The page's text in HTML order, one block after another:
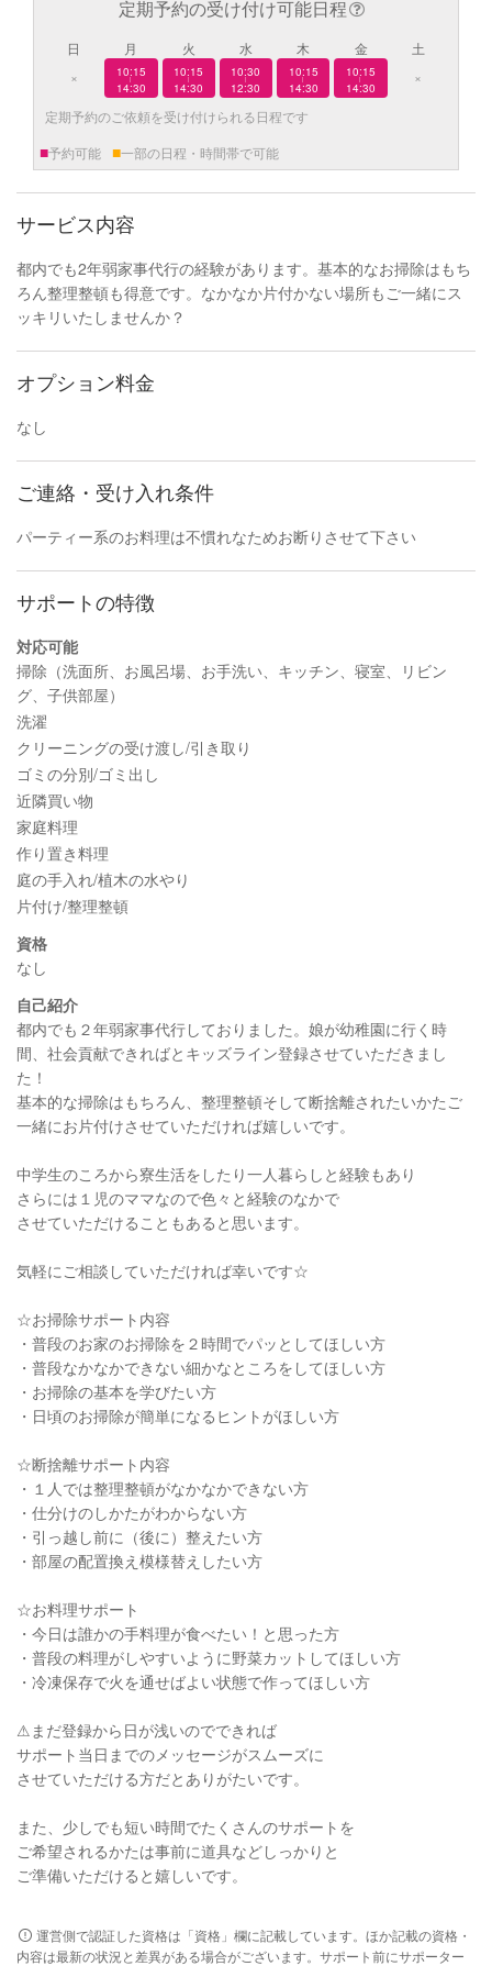
定期予約の受け付け可能日程
日
×
月
10:15
|
14:30
火
10:15
|
14:30
水
10:30
|
12:30
木
10:15
|
14:30
金
10:15
|
14:30
土
×
定期予約のご依頼を受け付けられる日程です
■予約可能 ■一部の日程・時間帯で可能
サービス内容
都内でも2年弱家事代行の経験があります。基本的なお掃除はもち
ろん整理整頓も得意です。なかなか片付かない場所もご一緒にス
ッキリいたしませんか？
オプション料金
なし
ご連絡・受け入れ条件
パーティー系のお料理は不慣れなためお断りさせて下さい
サポートの特徴
対応可能
掃除（洗面所、お風呂場、お手洗い、キッチン、寝室、リビン
グ、子供部屋）
洗濯
クリーニングの受け渡し/引き取り
ゴミの分別/ゴミ出し
近隣買い物
家庭料理
作り置き料理
庭の手入れ/植木の水やり
片付け/整理整頓
資格
なし
自己紹介
都内でも２年弱家事代行しておりました。娘が幼稚園に行く時
間、社会貢献できればとキッズライン登録させていただきまし
た！
基本的な掃除はもちろん、整理整頓そして断捨離されたいかたご
一緒にお片付けさせていただければ嬉しいです。
中学生のころから寮生活をしたり一人暮らしと経験もあり
さらには１児のママなので色々と経験のなかで
させていただけることもあると思います。
気軽にご相談していただければ幸いです☆
☆お掃除サポート内容
・普段のお家のお掃除を２時間でパッとしてほしい方
・普段なかなかできない細かなところをしてほしい方
・お掃除の基本を学びたい方
・日頃のお掃除が簡単になるヒントがほしい方
☆断捨離サポート内容
・１人では整理整頓がなかなかできない方
・仕分けのしかたがわからない方
・引っ越し前に（後に）整えたい方
・部屋の配置換え模様替えしたい方
☆お料理サポート
・今日は誰かの手料理が食べたい！と思った方
・普段の料理がしやすいように野菜カットしてほしい方
・冷凍保存で火を通せばよい状態で作ってほしい方
⚠まだ登録から日が浅いのでできれば
サポート当日までのメッセージがスムーズに
させていただける方だとありがたいです。
また、少しでも短い時間でたくさんのサポートを
ご希望されるかたは事前に道具などしっかりと
ご準備いただけると嬉しいです。
運営側で認証した資格は「資格」欄に記載しています。ほか記載の資格・
内容は最新の状況と差異がある場合がございます。サポート前にサポーター